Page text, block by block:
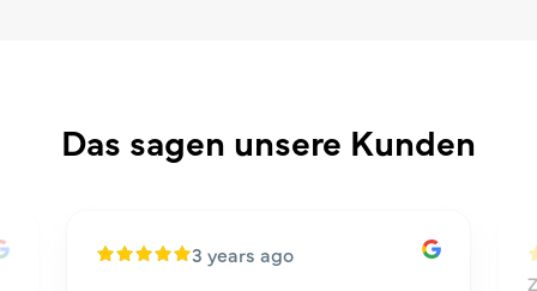
Das sagen unsere Kunden
3 years ago